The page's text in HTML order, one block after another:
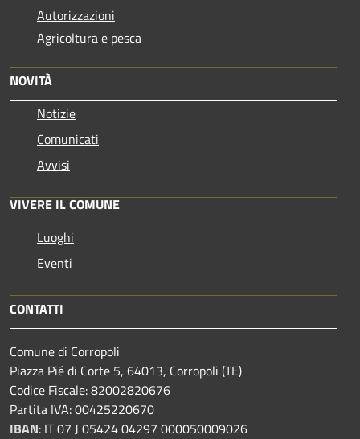
Autorizzazioni
Agricoltura e pesca
NOVITÀ
Notizie
Comunicati
Avvisi
VIVERE IL COMUNE
Luoghi
Eventi
CONTATTI
Comune di Corropoli
Piazza Pié di Corte 5, 64013, Corropoli (TE)
Codice Fiscale: 82002820676
Partita IVA: 00425220670
IBAN: IT 07 J 05424 04297 000050009026